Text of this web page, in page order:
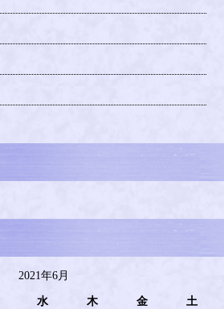
2021年6月
水 木 金 土